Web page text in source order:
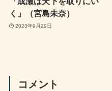
く」（宮島未奈）
2023年9月29日
コメント